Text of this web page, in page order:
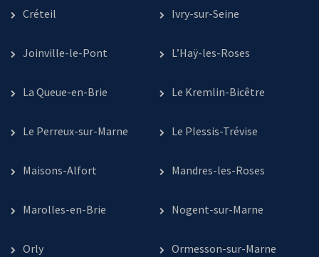
Créteil Ivry-sur-Seine
Joinville-le-Pont L’Haÿ-les-Roses
La Queue-en-Brie Le Kremlin-Bicêtre
Le Perreux-sur-Marne Le Plessis-Trévise
Maisons-Alfort Mandres-les-Roses
Marolles-en-Brie Nogent-sur-Marne
Orly Ormesson-sur-Marne